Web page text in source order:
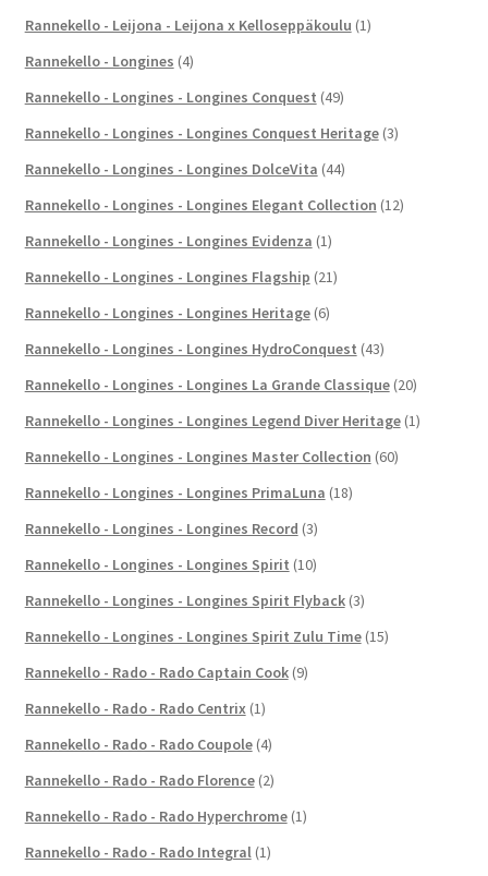
Rannekello - Leijona - Leijona x Kelloseppäkoulu (1)
Rannekello - Longines (4)
Rannekello - Longines - Longines Conquest (49)
Rannekello - Longines - Longines Conquest Heritage (3)
Rannekello - Longines - Longines DolceVita (44)
Rannekello - Longines - Longines Elegant Collection (12)
Rannekello - Longines - Longines Evidenza (1)
Rannekello - Longines - Longines Flagship (21)
Rannekello - Longines - Longines Heritage (6)
Rannekello - Longines - Longines HydroConquest (43)
Rannekello - Longines - Longines La Grande Classique (20)
Rannekello - Longines - Longines Legend Diver Heritage (1)
Rannekello - Longines - Longines Master Collection (60)
Rannekello - Longines - Longines PrimaLuna (18)
Rannekello - Longines - Longines Record (3)
Rannekello - Longines - Longines Spirit (10)
Rannekello - Longines - Longines Spirit Flyback (3)
Rannekello - Longines - Longines Spirit Zulu Time (15)
Rannekello - Rado - Rado Captain Cook (9)
Rannekello - Rado - Rado Centrix (1)
Rannekello - Rado - Rado Coupole (4)
Rannekello - Rado - Rado Florence (2)
Rannekello - Rado - Rado Hyperchrome (1)
Rannekello - Rado - Rado Integral (1)